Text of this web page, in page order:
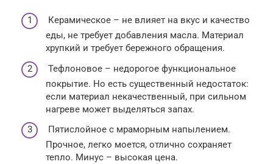
Керамическое – не влияет на вкус и качество
еды, не требует добавления масла. Материал
хрупкий и требует бережного обращения.
Тефлоновое – недорогое функциональное
покрытие. Но есть существенный недостаток:
если материал некачественный, при сильном
нагреве может выделяться запах.
Пятислойное с мраморным напылением.
Прочное, легко моется, отлично сохраняет
тепло. Минус – высокая цена.